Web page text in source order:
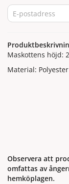
Maskottens höjd:
Material: Polyester
Observera att
omfattas av
hemköplagen.